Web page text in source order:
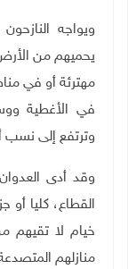
ويواجه
يحميهم من
مهترئة أو في
وترتفع إلى نسب
القطاع، كليا أو
خيام لا تقيهم
منازلهم